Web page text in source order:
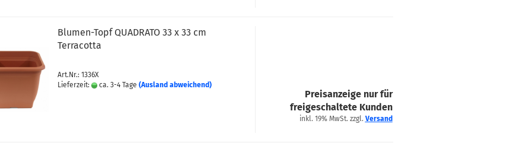
Blumen-Topf QUADRATO 33 x 33 cm
Terracotta
Art.Nr.: 1336X
Lieferzeit:
ca. 3-4 Tage (Ausland abweichend)
Preisanzeige nur für
freigeschaltete Kunden
inkl. 19% MwSt. zzgl. Versand